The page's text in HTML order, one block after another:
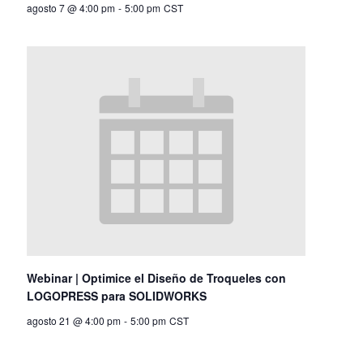
agosto 7 @ 4:00 pm - 5:00 pm CST
Webinar | Optimice el Diseño de Troqueles con
LOGOPRESS para SOLIDWORKS
agosto 21 @ 4:00 pm - 5:00 pm CST